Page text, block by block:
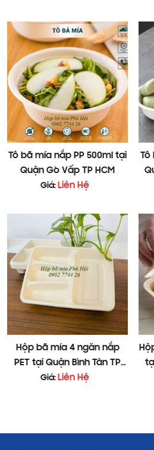
5. Hướng dẫn sử dụng Hộp bã
Sử dụng trực tiếp để đựng đồ ăn
An toàn khi sử dụng trong lò vi
Có thể trữ trong tủ lạnh
Không tái sử dụng nhiều lần
Sau khi dùng có thể bỏ vào thùng
nhiên
6. Liên hệmua hộp bã mía 1
Công ty TNHH TTK Phú Hội –
bao bì sinh học giá sỉ tại TP HCM
Tô bã mía nắp PP 500ml tại
Quận Gò Vấp TP HCM
Giá: Liên Hệ
Tô
Hộp bã mía 4 ngăn nắp
PET tại Quận Bình Tân TP
HCM
Giá: Liên Hệ